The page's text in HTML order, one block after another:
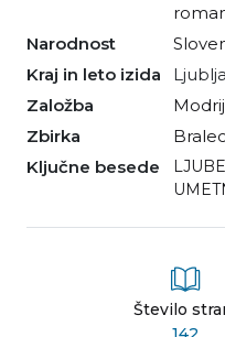
Narodnost
Kraj in leto izida
Založba
Zbirka
Bralec
Ključne besede
Število